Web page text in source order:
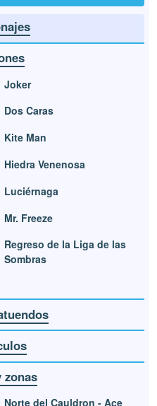
Joker
Dos Caras
Kite Man
Hiedra Venenosa
Luciérnaga
Mr. Freeze
Regreso de la Liga de las
Sombras
zonas
Norte del Cauldron - Ace